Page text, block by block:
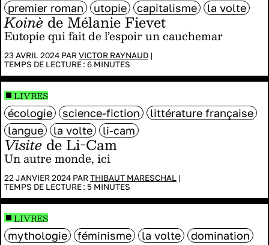
Koinède Mélanie Fievet
Eutopie qui fait de l’espoir un cauchemar
23 AVRIL 2024 PARVICTOR RAYNAUD |
TEMPS DE LECTURE : 6 MINUTES
premier roman
utopie capitalisme la volte
Visitede Li-Cam
Un autre monde, ici
22 JANVIER 2024 PARTHIBAUT MARESCHAL |
TEMPS DE LECTURE : 5 MINUTES
écologie science-fiction
littérature française
langue
la volte li-cam
LIVRES
mythologie féminisme la volte
domination
LIVRES